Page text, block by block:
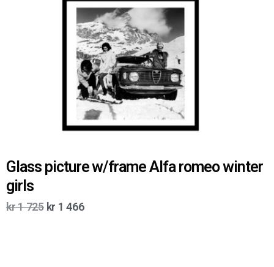
Glass picture w/frame Alfa romeo winter
girls
kr1 725 kr 1 466